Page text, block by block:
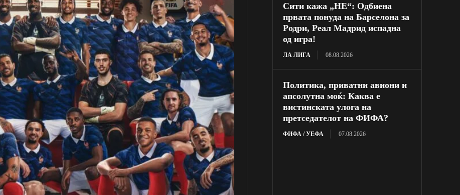
Сити кажа „НЕ“: Одбиена
првата понуда на Барселона за
Родри, Реал Мадрид испадна
од игра!
ЛА ЛИГА 08.08.2026
Политика, приватни авиони и
апсолутна моќ: Каква е
вистинската улога на
претседателот на ФИФА?
ФИФА / УЕФА 07.08.2026